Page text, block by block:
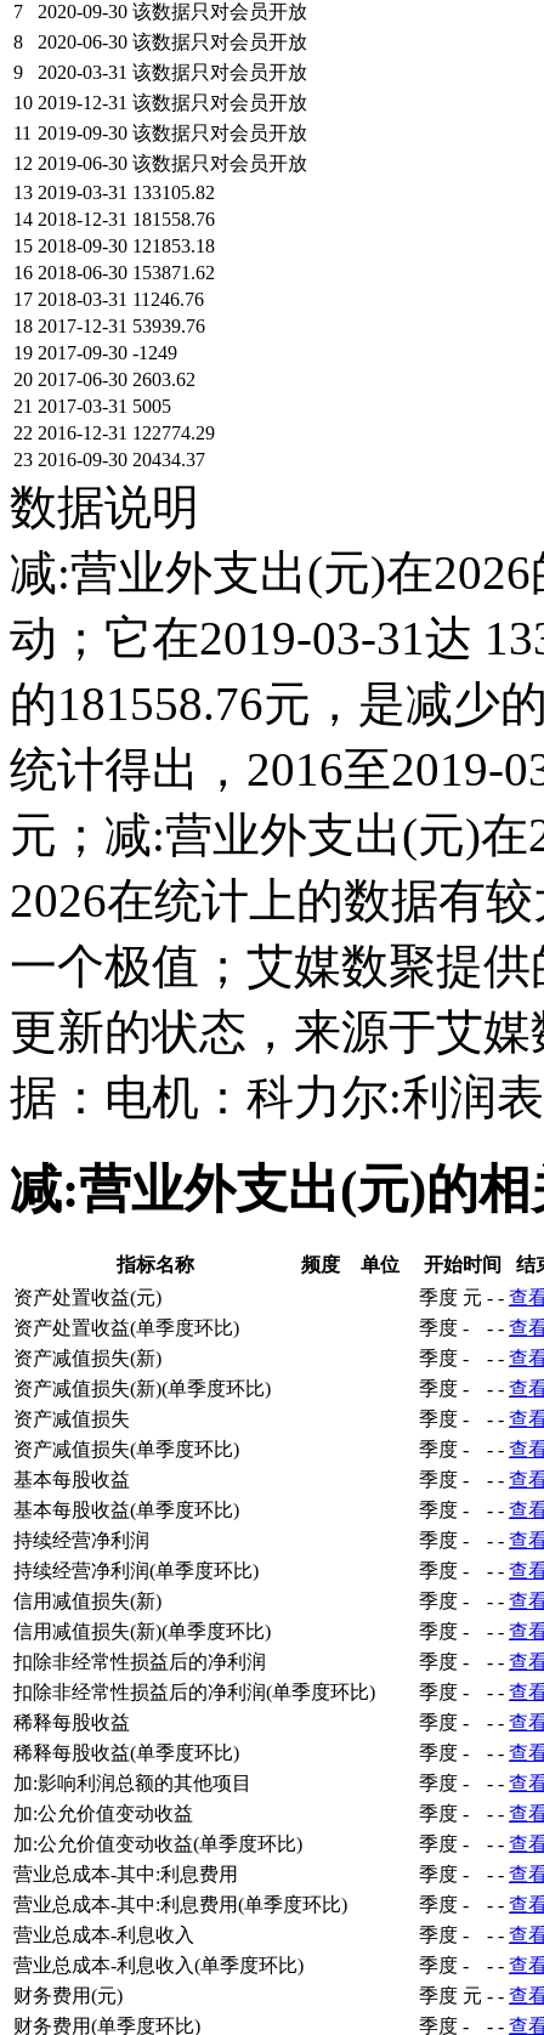
7
2020-09-30 该数据只对会员开放
8
2020-06-30 该数据只对会员开放
9
2020-03-31 该数据只对会员开放
10 2019-12-31 该数据只对会员开放
11 2019-09-30 该数据只对会员开放
12 2019-06-30 该数据只对会员开放
13 2019-03-31 133105.82
14 2018-12-31 181558.76
15 2018-09-30 121853.18
16 2018-06-30 153871.62
17 2018-03-31 11246.76
18 2017-12-31 53939.76
19 2017-09-30 -1249
20 2017-06-30 2603.62
21 2017-03-31 5005
22 2016-12-31 122774.29
23 2016-09-30 20434.37
数据说明
减:营业外支出(元)在
动；它在2019-03-31达
的181558.76元，是减少
统计得出，2016至2019-
元；减:营业外支出(元)在
2026在统计上的数据有
一个极值；艾媒数聚提
更新的状态，来源于艾
据：电机：科力尔:利润
减:营业外支出(元)的
指标名称 频度 单位 开始时间
结
资产处置收益(元)
季度 元 - - 查
资产处置收益(单季度环比)
季度 - - - 查
资产减值损失(新)
季度 - - - 查
资产减值损失(新)(单季度环比)
季度 - - - 查
资产减值损失
季度 - - - 查
资产减值损失(单季度环比)
季度 - - - 查
基本每股收益
季度 - - - 查
基本每股收益(单季度环比)
季度 - - - 查
持续经营净利润
季度 - - - 查
持续经营净利润(单季度环比)
季度 - - - 查
信用减值损失(新)
季度 - - - 查
信用减值损失(新)(单季度环比)
季度 - - - 查
扣除非经常性损益后的净利润
季度 - - - 查
扣除非经常性损益后的净利润(单季度环比)
季度 - - - 查
稀释每股收益
季度 - - - 查
稀释每股收益(单季度环比)
季度 - - - 查
加:影响利润总额的其他项目
季度 - - - 查
加:公允价值变动收益
季度 - - - 查
加:公允价值变动收益(单季度环比)
季度 - - - 查
营业总成本-其中:利息费用
季度 - - - 查
营业总成本-其中:利息费用(单季度环比)
季度 - - - 查
营业总成本-利息收入
季度 - - - 查
营业总成本-利息收入(单季度环比)
季度 - - - 查
财务费用(元)
季度 元 - - 查
财务费用(单季度环比)
季度 - - - 查